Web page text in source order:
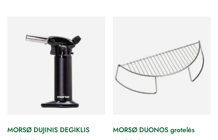
MORSØ DUJINIS DEGIKLIS MORSØ DUONOS grotelės